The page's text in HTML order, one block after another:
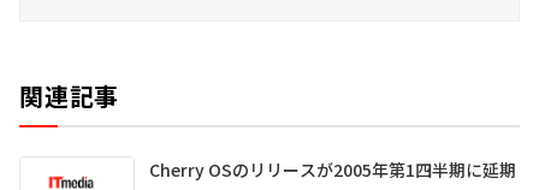
関連記事
Cherry OSのリリースが2005年第1四半期に延期